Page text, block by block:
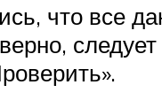
что все